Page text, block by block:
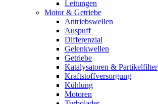
Leitungen
Motor & Getriebe
Antriebswellen
Auspuff
Differenzial
Gelenkwellen
Getriebe
Katalysatoren & Partikelfilter
Kraftstoffversorgung
Kühlung
Motoren